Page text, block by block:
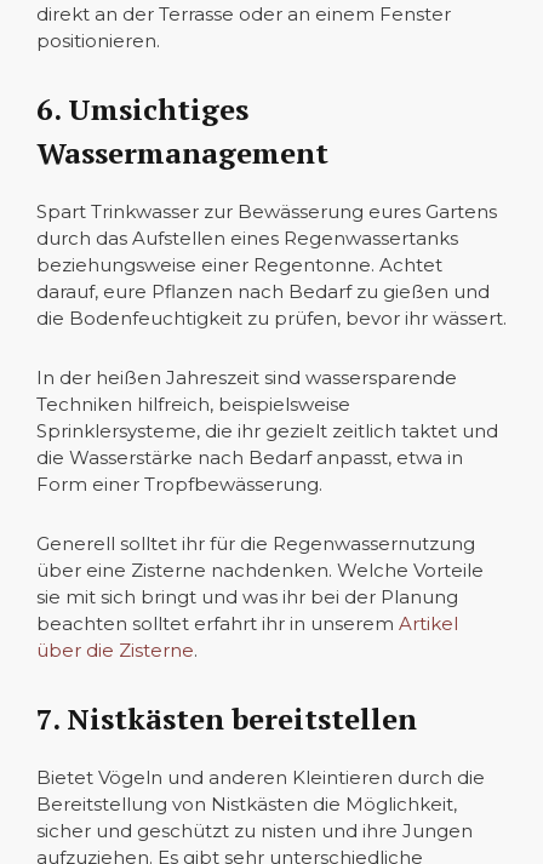
direkt an der Terrasse oder an einem Fenster
positionieren.
6. Umsichtiges
Wassermanagement
Spart Trinkwasser zur Bewässerung eures Gartens
durch das Aufstellen eines Regenwassertanks
beziehungsweise einer Regentonne. Achtet
darauf, eure Pflanzen nach Bedarf zu gießen und
die Bodenfeuchtigkeit zu prüfen, bevor ihr wässert.
In der heißen Jahreszeit sind wassersparende
Techniken hilfreich, beispielsweise
Sprinklersysteme, die ihr gezielt zeitlich taktet und
die Wasserstärke nach Bedarf anpasst, etwa in
Form einer Tropfbewässerung.
Generell solltet ihr für die Regenwassernutzung
über eine Zisterne nachdenken. Welche Vorteile
sie mit sich bringt und was ihr bei der Planung
beachten solltet erfahrt ihr in unserem Artikel
über die Zisterne.
7. Nistkästen bereitstellen
Bietet Vögeln und anderen Kleintieren durch die
Bereitstellung von Nistkästen die Möglichkeit,
sicher und geschützt zu nisten und ihre Jungen
aufzuziehen. Es gibt sehr unterschiedliche